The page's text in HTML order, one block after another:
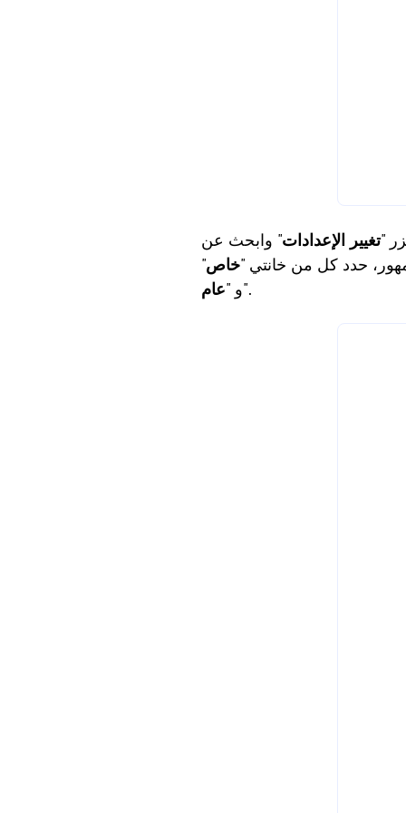
تغيير الإعدادات" وابحث عن "Remote Desktop". إذا كنت ترغب في تمكين Remote Desktop فقط
حدد كل من خانتي "خاص"
و "عام ".